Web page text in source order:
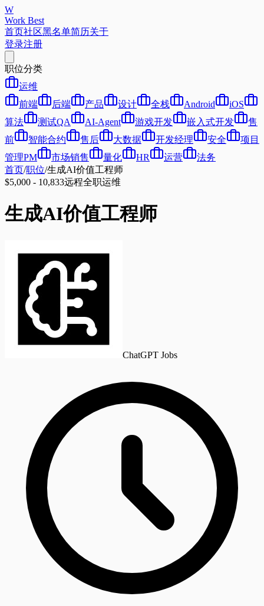
W
Work Best
首页社区黑名单简历关于
登录注册
职位分类
运维
前端
后端 产品 设计 全栈 Android
iOS
算法
测试QA AI-Agent 游戏开发 嵌入式开发
售
前
智能合约 售后 大数据 开发经理 安全
项目
管理PM
市场销售 量化 HR 运营
法务
首页/职位/生成AI价值工程师
$5,000 - 10,833远程全职运维
生成AI价值工程师
ChatGPT Jobs